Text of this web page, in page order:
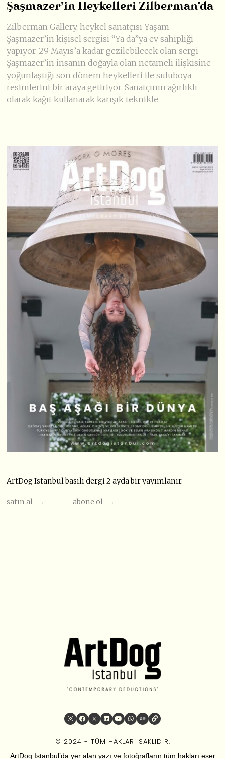
Şaşmazer’in Heykelleri Zilberman’da
Zilberman Gallery, heykel sanatçısı Yaşam
Şaşmazer’in kişisel sergisi “Ya da”ya ev sahipliği
yapıyor. 29 Mayıs’a kadar gezilebilecek olan sergi
Şaşmazer’in insanın doğayla olan netameli ilişkisine
yoğunlaştığı son dönem heykelleri ile suluboya
resimlerini bir araya getiriyor. Sanatçının ağırlıklı
olarak kağıt kullanarak karışık teknikle
ArtDog Istanbul basılı dergi 2 ayda bir yayımlanır.
satın al → abone ol →
© 2024 - TÜM HAKLARI SAKLIDIR.
ArtDog Istanbul’da yer alan yazı ve fotoğrafların tüm hakları eser